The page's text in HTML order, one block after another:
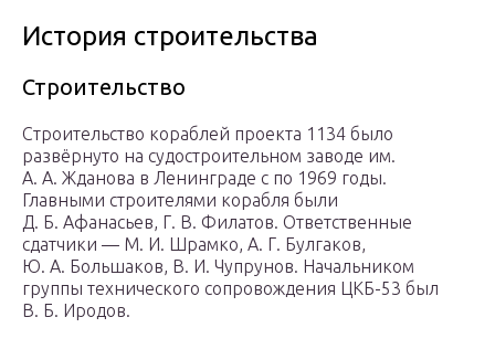
История строительства
Строительство
Строительство кораблей проекта 1134 было
развёрнуто на судостроительном заводе им.
А. А. Жданова в Ленинграде с по 1969 годы.
Главными строителями корабля были
Д. Б. Афанасьев, Г. В. Филатов. Ответственные
сдатчики — М. И. Шрамко, А. Г. Булгаков,
Ю. А. Большаков, В. И. Чупрунов. Начальником
группы технического сопровождения ЦКБ-53 был
В. Б. Иродов.